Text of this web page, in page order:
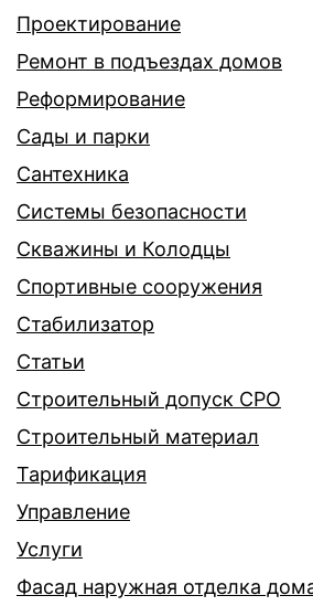
Проектирование
Ремонт в подъездах домов
Реформирование
Сады и парки
Сантехника
Системы безопасности
Скважины и Колодцы
Спортивные сооружения
Стабилизатор
Статьи
Строительный допуск СРО
Строительный материал
Тарификация
Управление
Услуги
Фасад наружная отделка